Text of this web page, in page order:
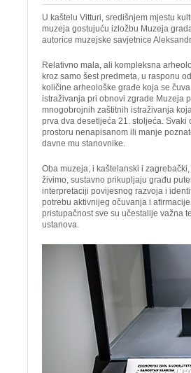
U kaštelu Vitturi, središnjem mjestu
muzeja gostujuću izložbu Muzeja
autorice muzejske savjetnice
Relativno mala, ali kompleksna
kroz samo šest predmeta, u rasponu
količine arheološke građe koja se
istraživanja pri obnovi zgrade Muzeja
mnogobrojnih zaštitnih istraživanja
prva dva desetljeća 21. stoljeća.
prostoru nenapisanom ili manje
davne mu stanovnike.
Oba muzeja, i kaštelanski i
živimo, sustavno prikupljaju građu
interpretaciji povijesnog razvoja i
potrebu aktivnijeg očuvanja i
pristupačnost sve su učestalije važna
ustanova.